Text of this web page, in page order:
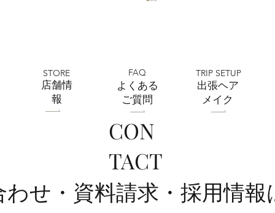
上尾店 フォトウエディング相談会開催
CON
TACT
せ・資料請求・採用情
STORE
​店舗情
報
FAQ
よくある
ご質問
TRIP SETUP
出張ヘア
メイク